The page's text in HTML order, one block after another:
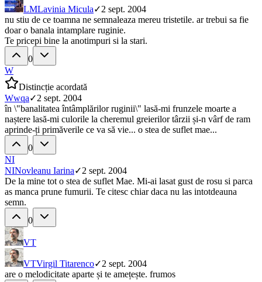
LMLavinia Micula✓2 sept. 2004
nu stiu de ce toamna ne semnaleaza mereu tristetile. ar trebui sa fie
doar o banala intamplare ruginie.
Te pricepi bine la anotimpuri si la stari.
0
W
Distincție acordată
Wwqa✓2 sept. 2004
în \"banalitatea întâmplărilor ruginii\" lasă-mi frunzele moarte a
naștere lasă-mi culorile la cheremul greierilor târzii și-n vârf de ram
aprinde-ți primăverile ce va să vie... o stea de suflet mae...
0
NI
NINovleanu Iarina✓2 sept. 2004
De la mine tot o stea de suflet Mae. Mi-ai lasat gust de rosu si parca
as manca prune fumurii. Te citesc chiar daca nu las intotdeauna
semn.
0
VT
VTVirgil Titarenco✓2 sept. 2004
are o melodicitate aparte și te amețește. frumos